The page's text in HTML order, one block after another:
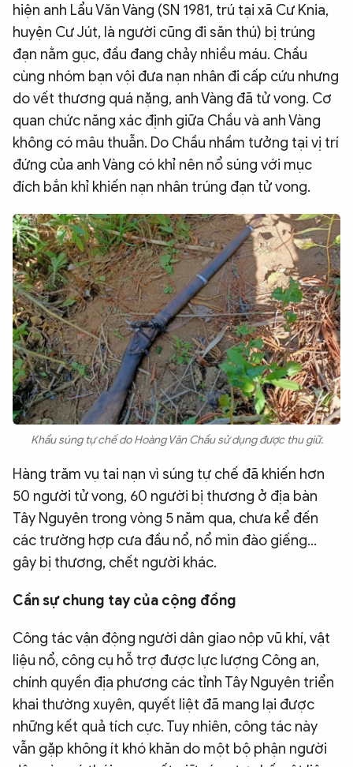
hiện anh Lẩu Văn Vàng (SN 1981, trú tại xã Cư Knia,
huyện Cư Jút, là người cũng đi săn thú) bị trúng
đạn nằm gục, đầu đang chảy nhiều máu. Chầu
cùng nhóm bạn vội đưa nạn nhân đi cấp cứu nhưng
do vết thương quá nặng, anh Vàng đã tử vong. Cơ
quan chức năng xác định giữa Chầu và anh Vàng
không có mâu thuẫn. Do Chầu nhầm tưởng tại vị trí
đứng của anh Vàng có khỉ nên nổ súng với mục
đích bắn khỉ khiến nạn nhân trúng đạn tử vong.
Khẩu súng tự chế do Hoàng Văn Chầu sử dụng được thu giữ.
Hàng trăm vụ tai nạn vì súng tự chế đã khiến hơn
50 người tử vong, 60 người bị thương ở địa bàn
Tây Nguyên trong vòng 5 năm qua, chưa kể đến
các trường hợp cưa đầu nổ, nổ mìn đào giếng…
gây bị thương, chết người khác.
Cần sự chung tay của cộng đồng
Công tác vận động người dân giao nộp vũ khí, vật
liệu nổ, công cụ hỗ trợ được lực lượng Công an,
chính quyền địa phương các tỉnh Tây Nguyên triển
khai thường xuyên, quyết liệt đã mang lại được
những kết quả tích cực. Tuy nhiên, công tác này
vẫn gặp không ít khó khăn do một bộ phận người